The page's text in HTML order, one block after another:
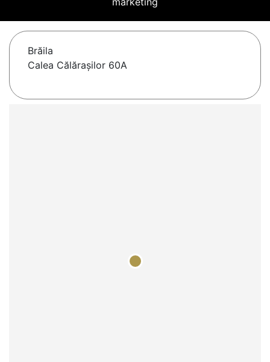
Brăila
Calea Călărașilor 60A